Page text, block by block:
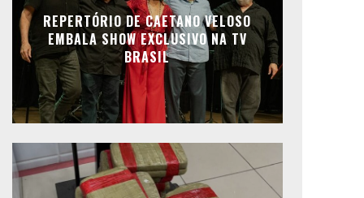
REPERTÓRIO DE CAETANO VELOSO
EMBALA SHOW EXCLUSIVO NA TV
BRASIL